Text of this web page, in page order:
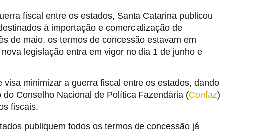
fiscal entre os estados, Santa Catarina publicou
à importação e comercialização de
de maio, os termos de concessão estavam em
legislação entra em vigor no dia 1 de junho e
minimizar a guerra fiscal entre os estados, dando
Conselho Nacional de Política Fazendária (Confaz)
fiscais.
publiquem todos os termos de concessão já